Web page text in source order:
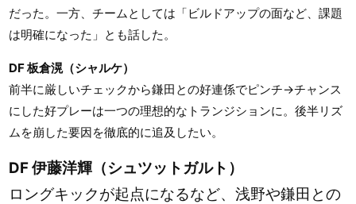
だった。一方、チームとしては「ビルドアップの面など、課題
は明確になった」とも話した。
DF 板倉滉（シャルケ）
前半に厳しいチェックから鎌田との好連係でピンチ→チャンス
にした好プレーは一つの理想的なトランジションに。後半リズ
ムを崩した要因を徹底的に追及したい。
DF 伊藤洋輝（シュツットガルト）
ロングキックが起点になるなど、浅野や鎌田との